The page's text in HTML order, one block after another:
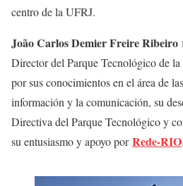
centro de la UFRJ.
João Carlos Demier Freire Ribeiro
Director del Parque Tecnológico de
por sus conocimientos en el área de
información y la comunicación, su
Directiva del Parque Tecnológico y
su entusiasmo y apoyo porRede-RIO.